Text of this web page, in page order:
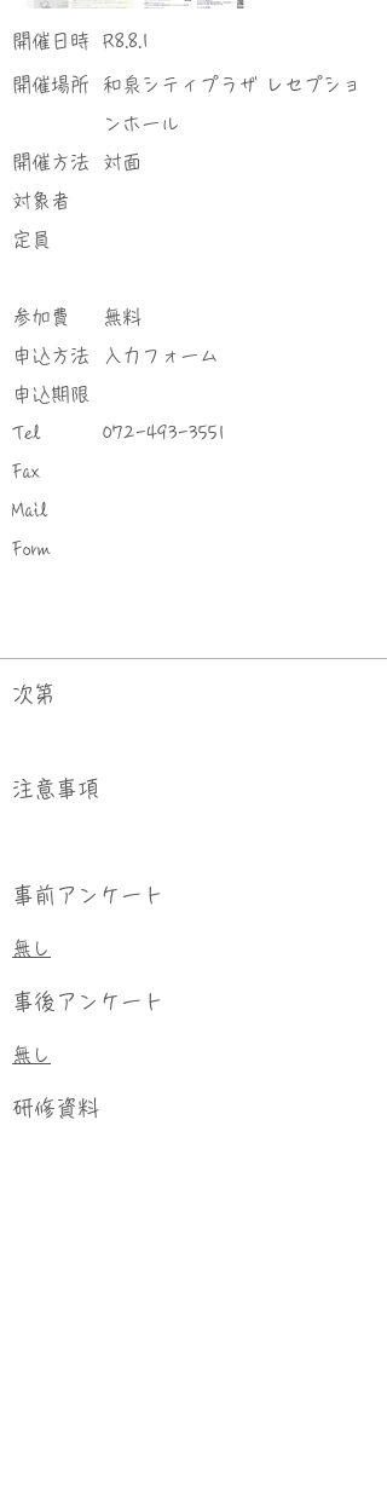
​開催日時
​開催場所
​開催方法
対象者
定員
参加費
申込方法
申込期限
Tel
Fax
Mail
Form
R8.8.1
和泉シティプラザ レセプショ
ンホール
対面
無料
入力フォーム
072-493-3551
次第
​注意事項
事前アンケート
無し
事後アンケート
無し
研修資料